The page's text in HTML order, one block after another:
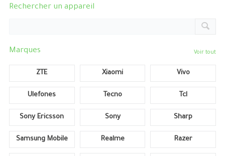
Rechercher un appareil
Marques Voir tout
ZTE Xiaomi Vivo
Ulefones Tecno Tcl
Sony Ericsson Sony Sharp
Samsung Mobile Realme Razer